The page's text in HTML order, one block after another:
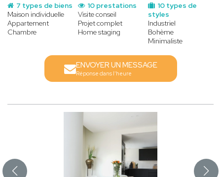
7 types de biens
Maison individuelle
Appartement
Chambre
10 types de
styles
Industriel
Bohème
Minimaliste
10 prestations
Visite conseil
Projet complet
Home staging
ENVOYER UN MESSAGE
Réponse dans l'heure